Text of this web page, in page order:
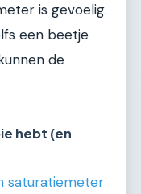
is gevoelig.
een beetje
de
hebt (en
saturatiemeter